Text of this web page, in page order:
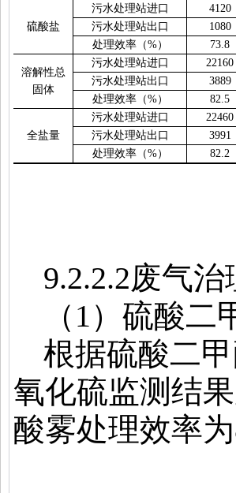
硫酸盐
污水处理站进口 4120
污水处理站出口
1080
处理效率（%） 73.8
溶解性总
固体
污水处理站进口 22160
污水处理站出口
3889
处理效率（%） 82.5
全盐量
污水处理站进口 22460
污水处理站出口
3991
处理效率（%） 82.2
9.2.2.2废气治
（ 1 ）硫酸二
根据硫酸二
氧化硫监测结
酸雾处理效率为